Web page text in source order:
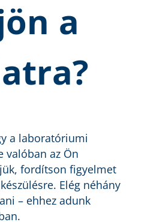
a
a laboratóriumi
valóban az Ön
fordítson figyelmet
Elég néhány
– ehhez adunk